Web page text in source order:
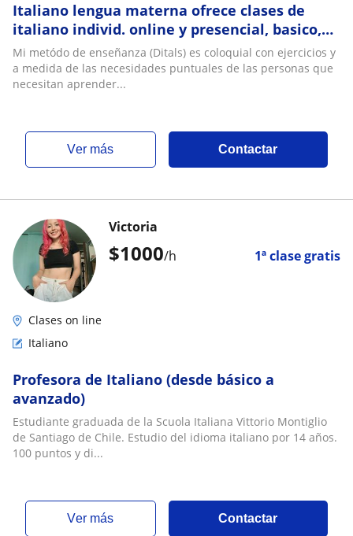
Italiano lengua materna ofrece clases de
italiano individ. online y presencial, basico,
intermedio y conversacion en Santiago
Mi metódo de enseñanza (Ditals) es coloquial con ejercicios y
a medida de las necesidades puntuales de las personas que
necesitan aprender...
ver más Contactar
$1000/h 1ª clase gratis
Victoria
Clases on line
Italiano
Profesora de Italiano (desde básico a
avanzado)
Estudiante graduada de la Scuola Italiana Vittorio Montiglio
de Santiago de Chile. Estudio del idioma italiano por 14 años.
100 puntos y di...
ver más Contactar